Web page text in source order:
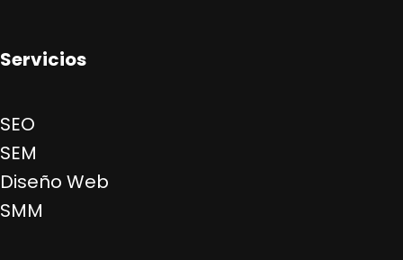
Servicios
SEO
SEM
Diseño Web
SMM